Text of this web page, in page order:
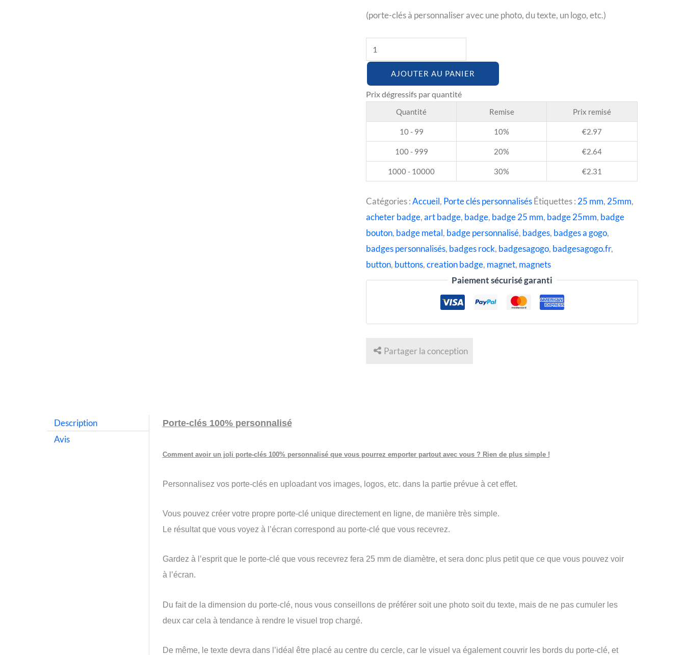
(porte-clés à personnaliser avec une photo, du texte, un logo, etc.)
AJOUTER AU PANIER
Quantité Remise Prix remisé
10 - 99 10% €2.97
100 - 999 20% €2.64
1000 - 10000 30% €2.31
Catégories :Accueil, Porte clés personnalisésÉtiquettes : 25 mm, 25mm,
acheter badge,art badge, badge, badge 25 mm, badge 25mm, badge
bouton, badge metal, badge personnalisé, badges, badges a gogo,
badges personnalisés, badges rock, badgesagogo, badgesagogo.fr,
button, buttons,creation badge, magnet, magnets
Paiement sécurisé garanti
Partager la conception
Description
Avis
Porte-clés 100% personnalisé
Comment avoir un joli porte-clés 100% personnalisé que vous pourrez emporter partout avec vous ? Rien de plus simple !
Personnalisez vos porte-clés en uploadant vos images, logos, etc. dans la partie prévue à cet effet.
Vous pouvez créer votre propre porte-clé unique directement en ligne, de manière très simple.
Le résultat que vous voyez à l’écran correspond au porte-clé que vous recevrez.
Gardez à l’esprit que le porte-clé que vous recevrez fera 25 mm de diamètre, et sera donc plus petit que ce que vous pouvez voir
à l’écran.
Du fait de la dimension du porte-clé, nous vous conseillons de préférer soit une photo soit du texte, mais de ne pas cumuler les
deux car cela à tendance à rendre le visuel trop chargé.
De même, le texte devra dans l’idéal être placé au centre du cercle, car le visuel va également couvrir les bords du porte-clé, et